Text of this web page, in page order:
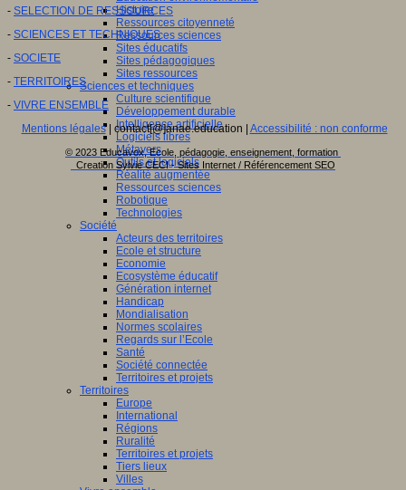
Histoire
Ressources citoyenneté
Ressources sciences
Sites éducatifs
Sites pédagogiques
Sites ressources
Sciences et techniques
Culture scientifique
Développement durable
Intelligence artificielle
Logiciels libres
Métavers
Outils et logiciels
Réalité augmentée
Ressources sciences
Robotique
Technologies
Société
Acteurs des territoires
Ecole et structure
Economie
Ecosystème éducatif
Génération internet
Handicap
Mondialisation
Normes scolaires
Regards sur l’Ecole
Santé
Société connectée
Territoires et projets
Territoires
Europe
International
Régions
Ruralité
Territoires et projets
Tiers lieux
Villes
- SELECTION DE RESSOURCES
- SCIENCES ET TECHNIQUES
- SOCIETE
- TERRITOIRES
- VIVRE ENSEMBLE
Mentions légales| contact[@]anae.education | Accessibilité : non conforme
© 2023 Educavox, Ecole, pédagogie, enseignement, formation
Creation Sylvie CECI - Sites Internet / Référencement SEO